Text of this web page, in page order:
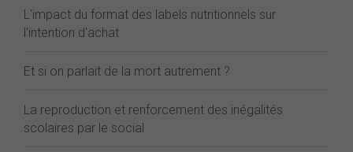
L'impact du format des labels nutritionnels sur
l'intention d'achat
Et si on parlait de la mort autrement ?
La reproduction et renforcement des inégalités
scolaires par le social